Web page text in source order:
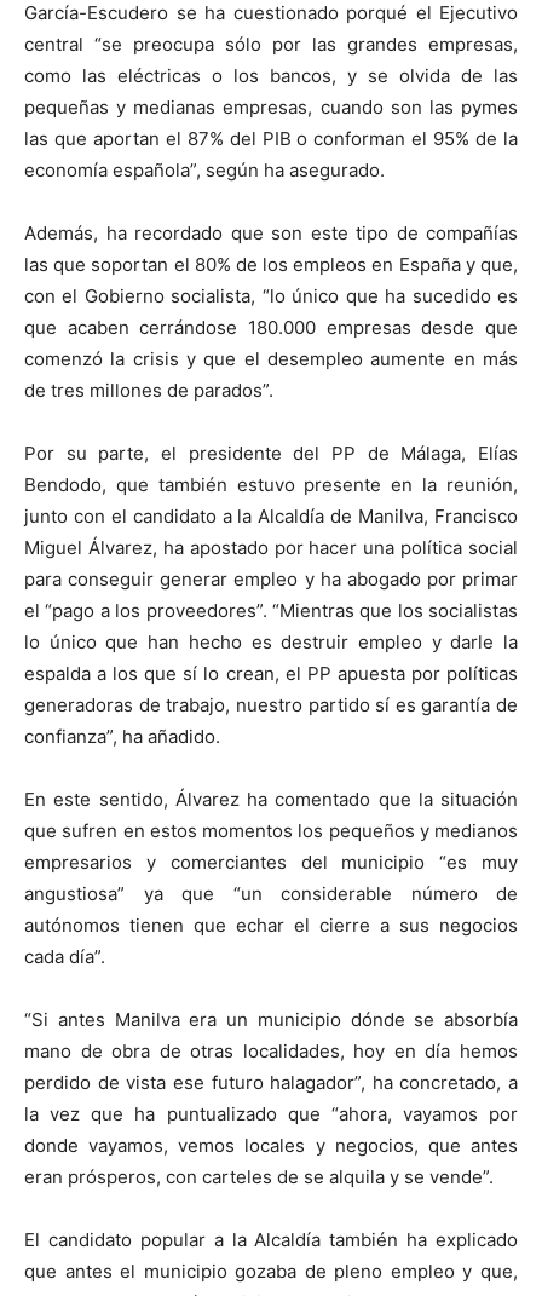
García-Escudero se ha cuestionado porqué el Ejecutivo
central “se preocupa sólo por las grandes empresas,
como las eléctricas o los bancos, y se olvida de las
pequeñas y medianas empresas, cuando son las pymes
las que aportan el 87% del PIB o conforman el 95% de la
economía española”, según ha asegurado.
Además, ha recordado que son este tipo de compañías
las que soportan el 80% de los empleos en España y que,
con el Gobierno socialista, “lo único que ha sucedido es
que acaben cerrándose 180.000 empresas desde que
comenzó la crisis y que el desempleo aumente en más
de tres millones de parados”.
Por su parte, el presidente del PP de Málaga, Elías
Bendodo, que también estuvo presente en la reunión,
junto con el candidato a la Alcaldía de Manilva, Francisco
Miguel Álvarez, ha apostado por hacer una política social
para conseguir generar empleo y ha abogado por primar
el “pago a los proveedores”. “Mientras que los socialistas
lo único que han hecho es destruir empleo y darle la
espalda a los que sí lo crean, el PP apuesta por políticas
generadoras de trabajo, nuestro partido sí es garantía de
confianza”, ha añadido.
En este sentido, Álvarez ha comentado que la situación
que sufren en estos momentos los pequeños y medianos
empresarios y comerciantes del municipio “es muy
angustiosa” ya que “un considerable número de
autónomos tienen que echar el cierre a sus negocios
cada día”.
“Si antes Manilva era un municipio dónde se absorbía
mano de obra de otras localidades, hoy en día hemos
perdido de vista ese futuro halagador”, ha concretado, a
la vez que ha puntualizado que “ahora, vayamos por
donde vayamos, vemos locales y negocios, que antes
eran prósperos, con carteles de se alquila y se vende”.
El candidato popular a la Alcaldía también ha explicado
que antes el municipio gozaba de pleno empleo y que,